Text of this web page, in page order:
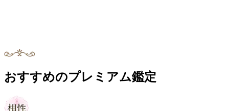
おすすめのプレミアム鑑定